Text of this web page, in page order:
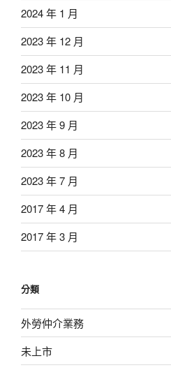
2024 年 1 月
2023 年 12 月
2023 年 11 月
2023 年 10 月
2023 年 9 月
2023 年 8 月
2023 年 7 月
2017 年 4 月
2017 年 3 月
分類
外勞仲介業務
未上市